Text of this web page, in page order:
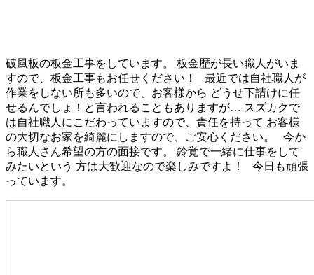
破風板の板金工事をしています。 板金歴が長い職人がいま
すので、板金工事もお任せください！ 最近では自社職人が
作業をしない所も多いので、お客様から どうせ下請けに任
せるんでしょ！と言われることもありますが… スズカクで
は自社職人にこだわっていますので、責任を持って お客様
の大切なお家を綺麗にしますので、ご安心ください。 今か
ら職人さん希望の方の面接です。 鈴覚で一緒に仕事をして
みたいという 方は大歓迎なので楽しみですよ！ 今日も頑張
っています。